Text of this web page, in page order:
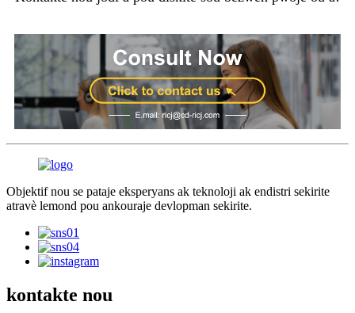
Objektif nou se pataje eksperyans ak teknoloji ak endistri sekirite
atravè lemond pou ankouraje devlopman sekirite.
kontakte nou